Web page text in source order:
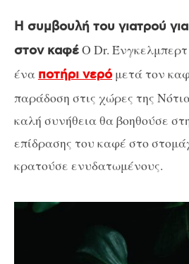
Η συμβουλή του γιατρού
στον καφέΟ Dr.
ένα ποτήρι νερόμετά τον
παράδοση στις χώρες της
καλή συνήθεια θα βοηθούσε
επίδρασης του καφέ στο
κρατούσε ενυδατωμένους.